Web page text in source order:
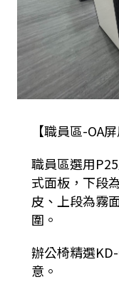
【職員區-OA
職員區選用
式面板，下段
皮、上段為霧
圍。
辦公椅精選
意。